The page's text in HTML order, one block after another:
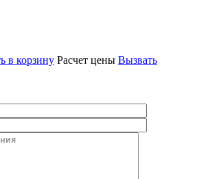
в корзину Расчет цены Вызвать